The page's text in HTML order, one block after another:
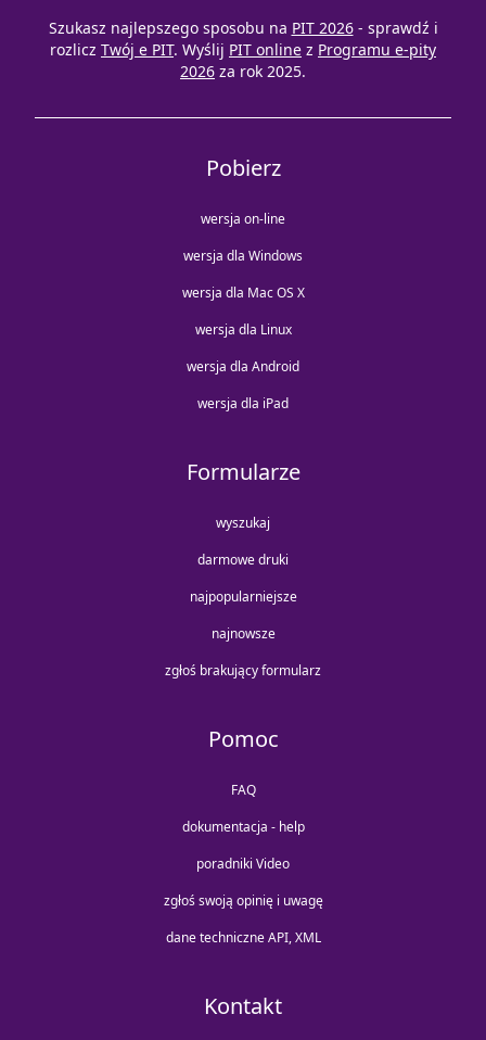
Szukasz najlepszego sposobu na PIT 2026 - sprawdź i
rozlicz Twój e PIT. Wyślij PIT online z Programu e-pity
2026 za rok 2025.
Pobierz
wersja on-line
wersja dla Windows
wersja dla Mac OS X
wersja dla Linux
wersja dla Android
wersja dla iPad
Formularze
wyszukaj
darmowe druki
najpopularniejsze
najnowsze
zgłoś brakujący formularz
Pomoc
FAQ
dokumentacja - help
poradniki Video
zgłoś swoją opinię i uwagę
dane techniczne API, XML
Kontakt